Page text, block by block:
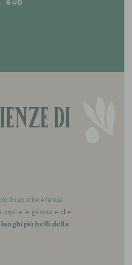
SUD
DI
il suo stile e la sua
ospite le giornate che
luoghi più belli della